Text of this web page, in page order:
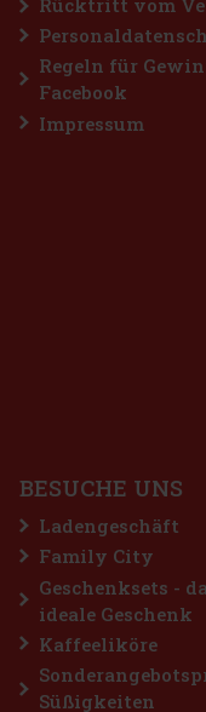
Rücktritt vom
Regeln für
Facebook
Impressum
BESUCHE UNS
Ladengeschäft
Family City
Geschenksets -
ideale Geschenk
Kaffeeliköre
Süßigkeiten